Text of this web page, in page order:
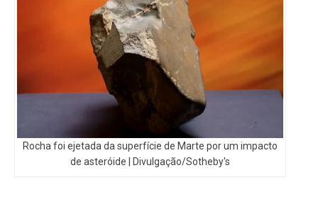
Rocha foi ejetada da superfície de Marte por um impacto
de asteróide | Divulgação/Sotheby's